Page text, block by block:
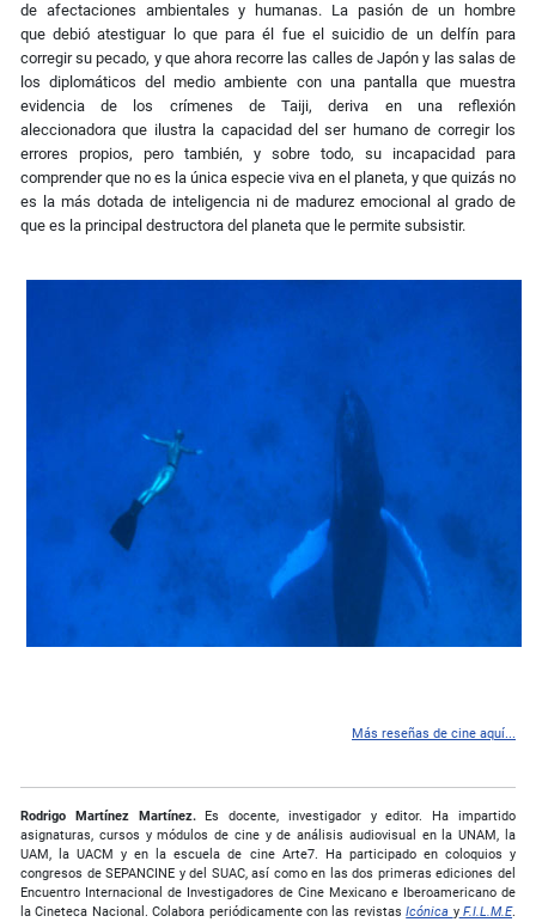
de afectaciones ambientales y humanas. La pasión de un hombre
que debió atestiguar lo que para él fue el suicidio de un delfín para
corregir su pecado, y que ahora recorre las calles de Japón y las salas de
los diplomáticos del medio ambiente con una pantalla que muestra
evidencia de los crímenes de Taiji, deriva en una reflexión
aleccionadora que ilustra la capacidad del ser humano de corregir los
errores propios, pero también, y sobre todo, su incapacidad para
comprender que no es la única especie viva en el planeta, y que quizás no
es la más dotada de inteligencia ni de madurez emocional al grado de
que es la principal destructora del planeta que le permite subsistir.
Más reseñas de cine aquí...
Rodrigo Martínez Martínez.
Es docente, investigador y editor. Ha impartido
asignaturas, cursos y módulos de cine y de análisis audiovisual en la UNAM, la
UAM, la UACM y en la escuela de cine Arte7. Ha participado en coloquios y
congresos de SEPANCINE y del SUAC, así como en las dos primeras ediciones del
Encuentro Internacional de Investigadores de Cine Mexicano e Iberoamericano de
la Cineteca Nacional. Colabora periódicamente con las revistas Icónica y F.I.L.M.E.